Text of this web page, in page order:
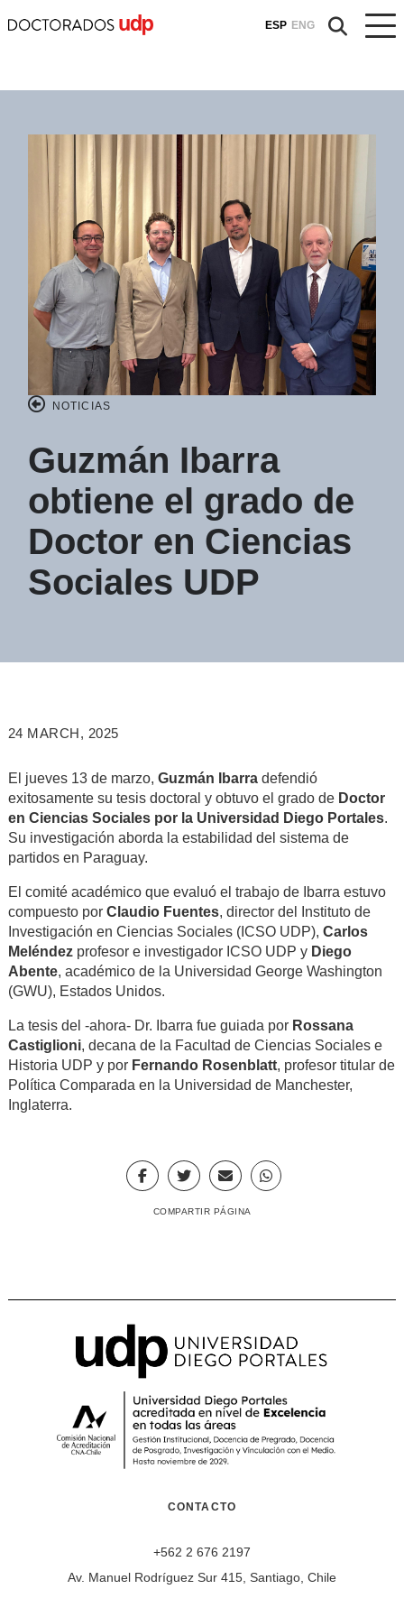
ESP ENG
NOTICIAS
Guzmán Ibarra
obtiene el grado de
Doctor en Ciencias
Sociales UDP
24 MARCH, 2025
El jueves 13 de marzo, Guzmán Ibarradefendió
exitosamente su tesis doctoral y obtuvo el grado de Doctor
en Ciencias Sociales por la Universidad Diego Portales.
Su investigación aborda la estabilidad del sistema de
partidos en Paraguay.
El comité académico que evaluó el trabajo de Ibarra estuvo
compuesto por Claudio Fuentes, director del Instituto de
Investigación en Ciencias Sociales (ICSO UDP), Carlos
Meléndezprofesor e investigador ICSO UDP y Diego
Abente, académico de la Universidad George Washington
(GWU), Estados Unidos.
La tesis del -ahora- Dr. Ibarra fue guiada por Rossana
Castiglioni, decana de la Facultad de Ciencias Sociales e
Historia UDP y por Fernando Rosenblatt, profesor titular de
Política Comparada en la Universidad de Manchester,
Inglaterra.
COMPARTIR PÁGINA
CONTACTO
+562 2 676 2197
Av. Manuel Rodríguez Sur 415, Santiago, Chile